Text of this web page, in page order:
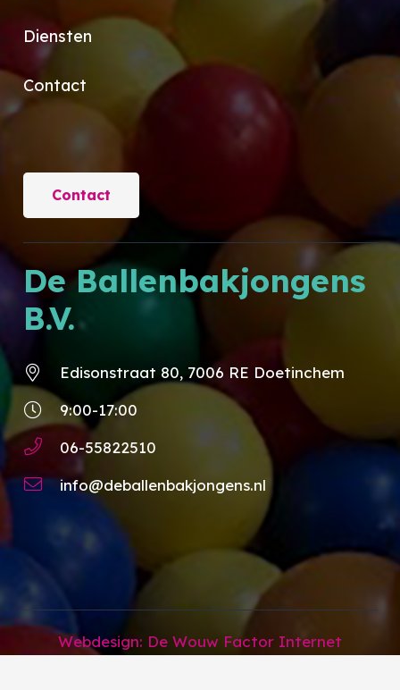
Diensten
Contact
Contact
De Ballenbakjongens
B.V.
Edisonstraat 80, 7006 RE Doetinchem
9:00-17:00
06-55822510
info@deballenbakjongens.nl
Webdesign: De Wouw Factor Internet